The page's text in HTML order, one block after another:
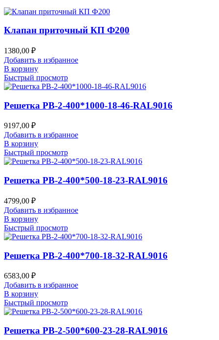
Клапан приточный КП Ф200
1380,00 ₽
Добавить в избранное
В корзину
Быстрый просмотр
Решетка РВ-2-400*1000-18-46-RAL9016
9197,00 ₽
Добавить в избранное
В корзину
Быстрый просмотр
Решетка РВ-2-400*500-18-23-RAL9016
4799,00 ₽
Добавить в избранное
В корзину
Быстрый просмотр
Решетка РВ-2-400*700-18-32-RAL9016
6583,00 ₽
Добавить в избранное
В корзину
Быстрый просмотр
Решетка РВ-2-500*600-23-28-RAL9016